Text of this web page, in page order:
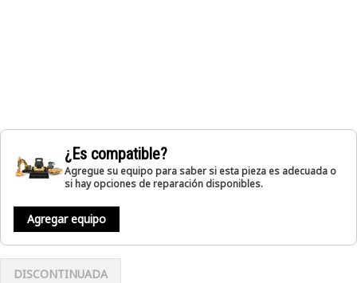
¿Es compatible?
Agregue su equipo para saber si esta pieza es adecuada o
si hay opciones de reparación disponibles.
Agregar equipo
DISCONTINUADA